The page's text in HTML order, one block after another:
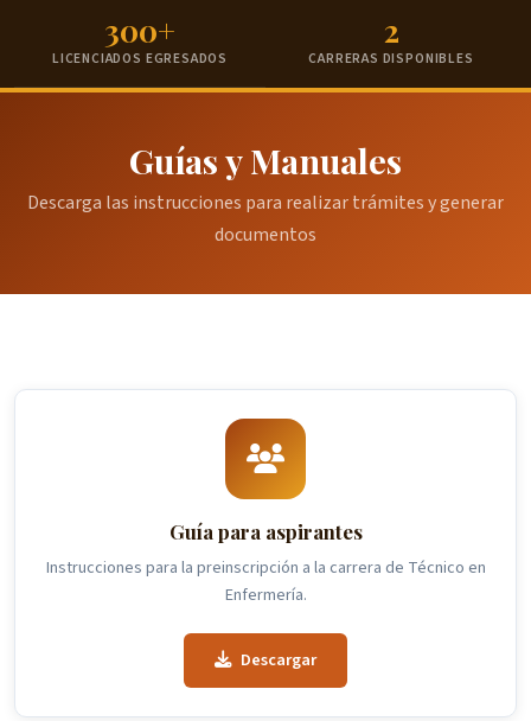
300+
LICENCIADOS EGRESADOS
2
CARRERAS DISPONIBLES
Guías y Manuales
Descarga las instrucciones para realizar trámites y generar
documentos
Guía para aspirantes
Instrucciones para la preinscripción a la carrera de Técnico en
Enfermería.
Descargar